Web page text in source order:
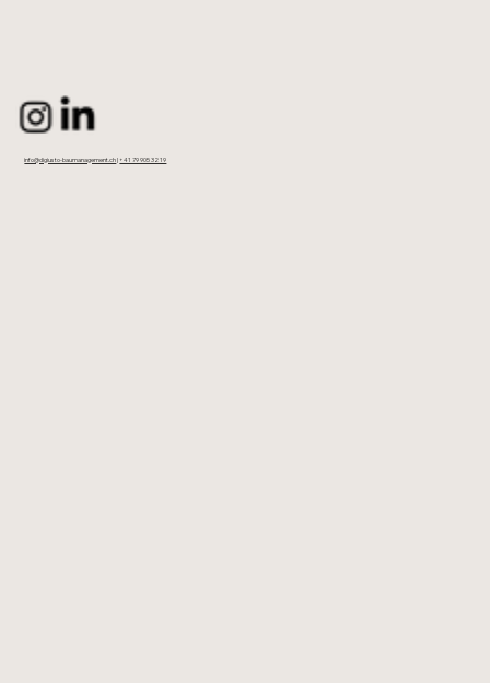
info@digiusto-baumanagement.ch| +41 79 905 32 19